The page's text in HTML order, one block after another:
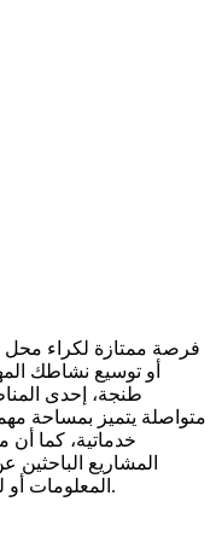
فرصة ممتازة لكراء محل
أو توسيع نشاطك
طنجة، إحدى
متواصلة يتميز بمساحة
خدماتية، كما
المشاريع
المعلومات أو لتحديد موعد للمعاينة، يرجى التواصل معنا.